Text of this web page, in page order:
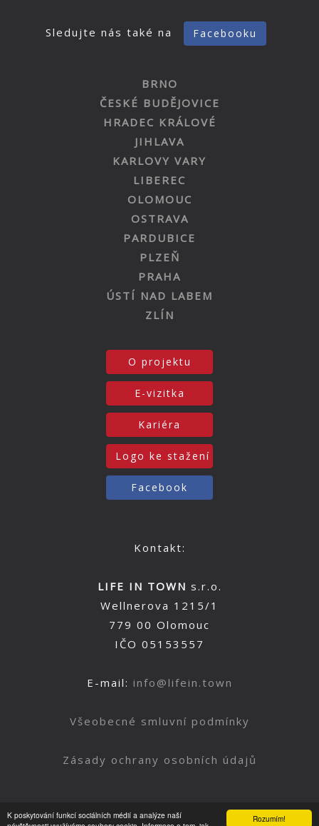
Rozumím!
K poskytování funkcí sociálních médií a analýze naší
Sledujte nás také na Facebooku
BRNO
ČESKÉ BUDĚJOVICE
HRADEC KRÁLOVÉ
JIHLAVA
KARLOVY VARY
LIBEREC
OLOMOUC
OSTRAVA
PARDUBICE
PLZEŇ
PRAHA
ÚSTÍ NAD LABEM
ZLÍN
O projektu
E-vizitka
Kariéra
Logo ke stažení
Facebook
Kontakt:
LIFE IN TOWN s.r.o.
Wellnerova 1215/1
779 00 Olomouc
IČO 05153557
E-mail: info@lifein.town
Všeobecné smluvní podmínky
Zásady ochrany osobních údajů